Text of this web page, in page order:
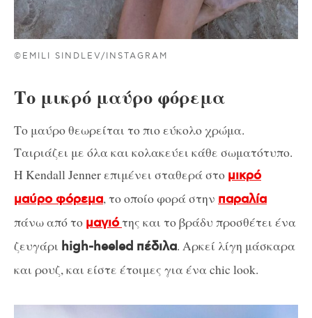
©EMILI SINDLEV/INSTAGRAM
Το μικρό μαύρο φόρεμα
Το μαύρο θεωρείται το πιο εύκολο χρώμα.
Ταιριάζει με όλα και κολακεύει κάθε σωματότυπο.
Η Kendall Jenner επιμένει σταθερά στο μικρό
μαύρο φόρεμα, το οποίο φορά στην παραλία
πάνω από το μαγιότης και το βράδυ προσθέτει ένα
ζευγάρι high-heeled πέδιλα. Αρκεί λίγη μάσκαρα
και ρουζ, και είστε έτοιμες για ένα chic look.